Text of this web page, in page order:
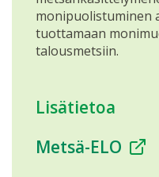
monipuolistuminen
tuottamaan
talousmetsiin.
Lisätietoa
Metsä-ELO